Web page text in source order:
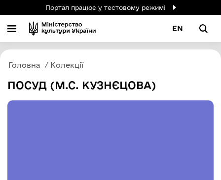
Портал працює у тестовому режимі
EN
Головна Колекції
ПОСУД (М.С. КУЗНЄЦОВА)